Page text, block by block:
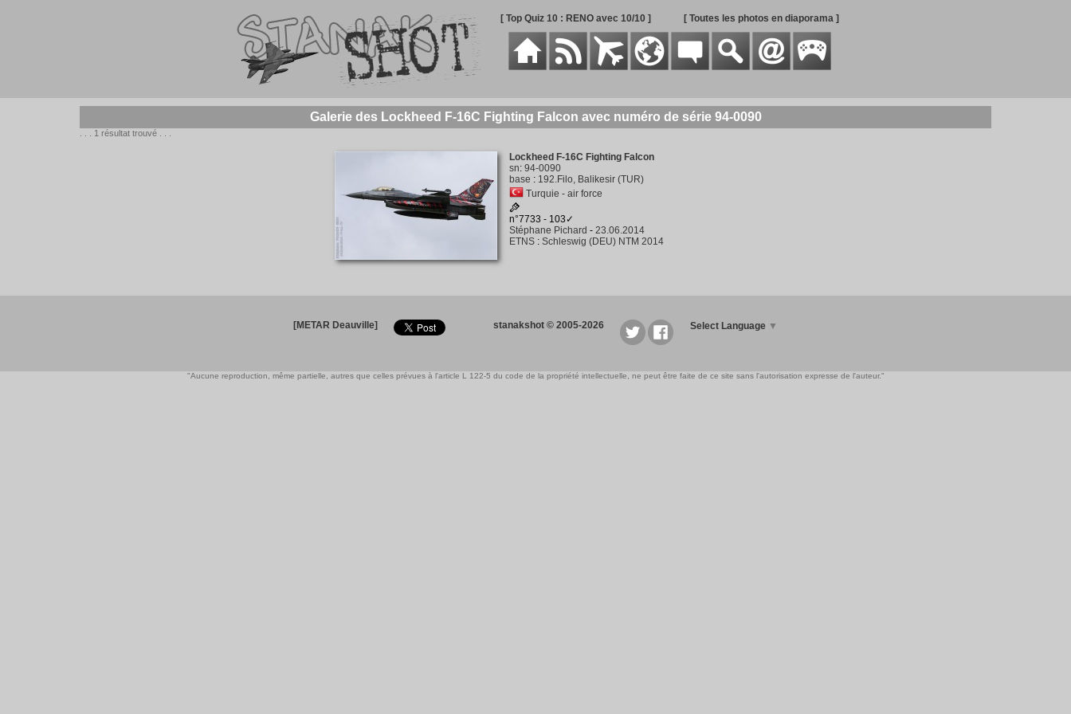
[ Top Quiz 10 : RENO avec 10/10 ] [ Toutes les photos en diaporama ]
Galerie des Lockheed F-16C Fighting Falcon avec numéro de série 94-0090
. . . 1 résultat trouvé . . .
Lockheed F-16C Fighting Falcon
sn: 94-0090
base : 192.Filo, Balikesir (TUR)
Turquie - air force
n°7733 - 103✓
Stéphane Pichard - 23.06.2014
ETNS: Schleswig (DEU) NTM 2014
[METAR Deauville] stanakshot © 2005-2026 Select Language ▼
"Aucune reproduction, même partielle, autres que celles prévues à l'article L 122-5 du code de la propriété intellectuelle, ne peut être faite de ce site sans l'autorisation expresse de l'auteur."